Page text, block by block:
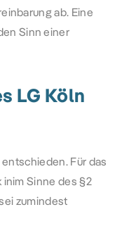
ab. Eine
Sinn einer
LG Köln
Für das
inim Sinne des§2
zumindest